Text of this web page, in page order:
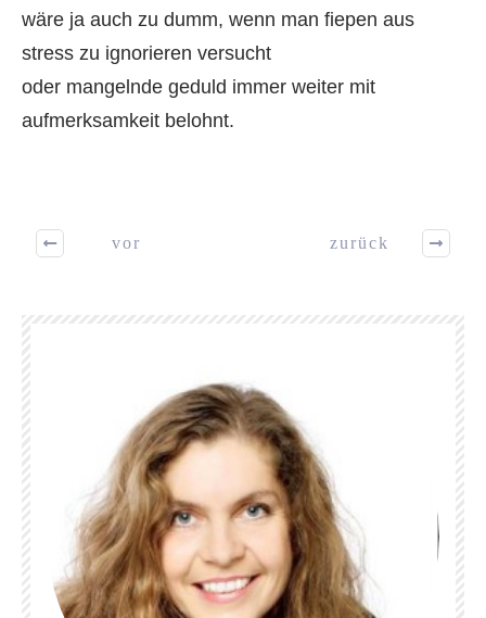
wäre ja auch zu dumm, wenn man fiepen aus
stress zu ignorieren versucht
oder mangelnde geduld immer weiter mit
aufmerksamkeit belohnt.
vor zurück